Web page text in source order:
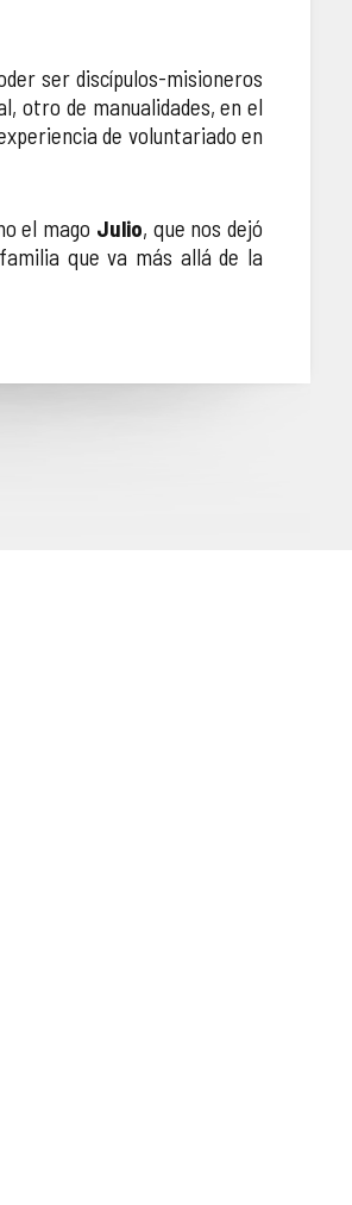
ser discípulos-misioneros
otro de manualidades, en el
de voluntariado en
el mago Julio, que nos dejó
que va más allá de la